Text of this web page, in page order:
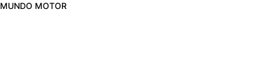
MUNDO MOTOR